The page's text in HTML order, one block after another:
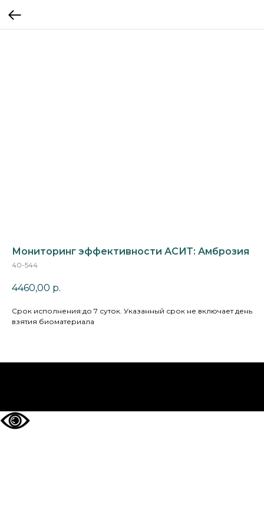
Мониторинг эффективности АСИТ: Амброзия
40-544
4460,00 р.
Cрок исполнения:до 7 суток. Указанный срок не включает день
взятия биоматериала